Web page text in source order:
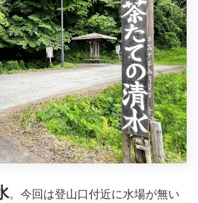
。今回は登山口付近に水場が無い